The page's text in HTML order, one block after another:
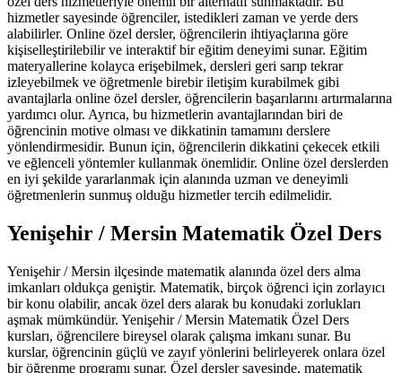
hizmetler sayesinde öğrenciler, istedikleri zaman ve yerde ders
alabilirler. Online özel dersler, öğrencilerin ihtiyaçlarına göre
kişiselleştirilebilir ve interaktif bir eğitim deneyimi sunar. Eğitim
materyallerine kolayca erişebilmek, dersleri geri sarıp tekrar
izleyebilmek ve öğretmenle birebir iletişim kurabilmek gibi
avantajlarla online özel dersler, öğrencilerin başarılarını artırmalarına
yardımcı olur. Ayrıca, bu hizmetlerin avantajlarından biri de
öğrencinin motive olması ve dikkatinin tamamını derslere
yönlendirmesidir. Bunun için, öğrencilerin dikkatini çekecek etkili
ve eğlenceli yöntemler kullanmak önemlidir. Online özel derslerden
en iyi şekilde yararlanmak için alanında uzman ve deneyimli
öğretmenlerin sunmuş olduğu hizmetler tercih edilmelidir.
Yenişehir / Mersin Matematik Özel Ders
Yenişehir / Mersin ilçesinde matematik alanında özel ders alma
imkanları oldukça geniştir. Matematik, birçok öğrenci için zorlayıcı
bir konu olabilir, ancak özel ders alarak bu konudaki zorlukları
aşmak mümkündür. Yenişehir / Mersin Matematik Özel Ders
kursları, öğrencilere bireysel olarak çalışma imkanı sunar. Bu
kurslar, öğrencinin güçlü ve zayıf yönlerini belirleyerek onlara özel
bir öğrenme programı sunar. Özel dersler sayesinde, matematik